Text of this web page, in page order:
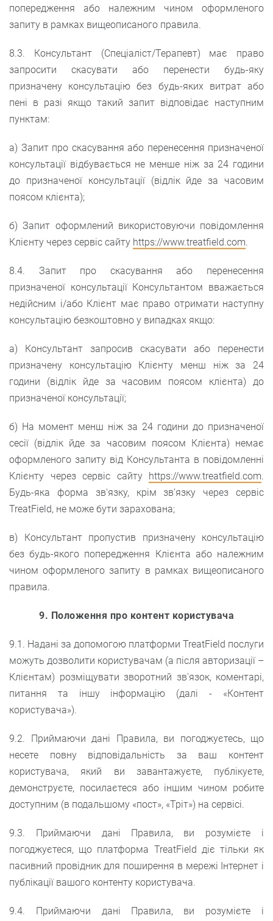
попередження або належним чином оформленого
запиту в рамках вищеописаного правила.
8.3. Консультант (Спеціаліст/Терапевт) має право
запросити скасувати або перенести будь-яку
призначену консультацію без будь-яких витрат або
пені в разі якщо такий запит відповідає наступним
пунктам:
а) Запит про скасування або перенесення призначеної
консультації відбувається не менше ніж за 24 години
до призначеної консультації (відлік йде за часовим
поясом клієнта);
б) Запит оформлений використовуючи повідомлення
Клієнту через сервіс сайту https://www.treatfield.com.
8.4. Запит про скасування або перенесення
призначеної консультації Консультантом вважається
недійсним і/або Клієнт має право отримати наступну
консультацію безкоштовно у випадках якщо:
а) Консультант запросив скасувати або перенести
призначену консультацію Клієнту менш ніж за 24
години (відлік йде за часовим поясом клієнта) до
призначеної консультації;
б) На момент менш ніж за 24 години до призначеної
сесії (відлік йде за часовим поясом Клієнта) немає
оформленого запиту від Консультанта в повідомленні
Клієнту через сервіс сайту https://www.treatfield.com.
Будь-яка форма зв'язку, крім зв’язку через сервіс
TreatField, не може бути зарахована;
в) Консультант пропустив призначену консультацію
без будь-якого попередження Клієнта або належним
чином оформленого запиту в рамках вищеописаного
правила.
9. Положення про контент користувача
9.1. Надані за допомогою платформи TreatField послуги
можуть дозволити користувачам (а після авторизації –
Клієнтам) розміщувати зворотний зв'язок, коментарі,
питання та іншу інформацію (далі - «Контент
користувача»).
9.2. Приймаючи дані Правила, ви погоджуєтесь, що
несете повну відповідальність за ваш контент
користувача, який ви завантажуєте, публікуєте,
демонструєте, посилаєтеся або іншим чином робите
доступним (в подальшому «пост», «Тріт») на сервісі.
9.3. Приймаючи дані Правила, ви розумієте і
погоджуєтеся, що платформа TreatField діє тільки як
пасивний провідник для поширення в мережі Інтернет і
публікації вашого контенту користувача.
9.4. Приймаючи дані Правила, ви розумієте і